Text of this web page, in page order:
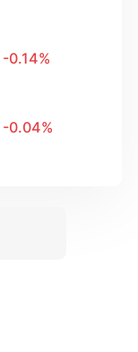
-0.14%
-0.04%